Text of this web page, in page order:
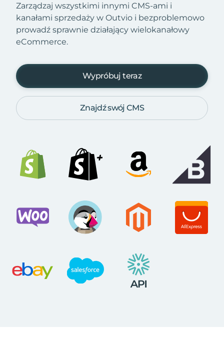
Zarządzaj wszystkimi innymi CMS-ami i
kanałami sprzedaży w Outvio i bezproblemowo
prowadź sprawnie działający wielokanałowy
eCommerce.
Wypróbuj teraz
Znajdź swój CMS